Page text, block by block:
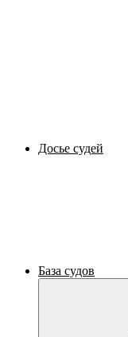
Досье судей
База судов